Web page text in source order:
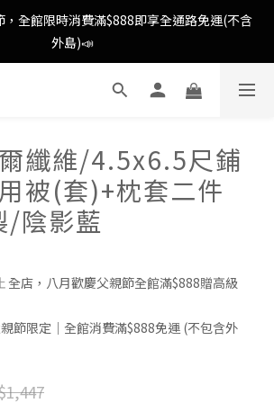
全館限時消費滿$888即享全通路免運(不含
外島)📣
全館限時消費滿$888即享全通路免運(不含
外島)📣
親節，新加入會員即可得購物金$88📣
消費滿額即可成為VIP📣
全館限時消費滿$888即享全通路免運(不含
外島)📣
纖維/4.5x6.5尺鋪
被(套)+枕套二件
/陰影藍
全店，八月歡慶父親節全館滿$888贈高級
節限定｜全館消費滿$888免運 (不包含外